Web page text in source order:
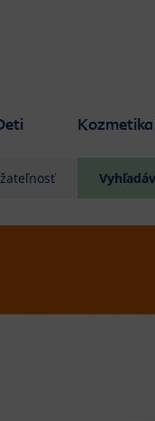
Kozmetika